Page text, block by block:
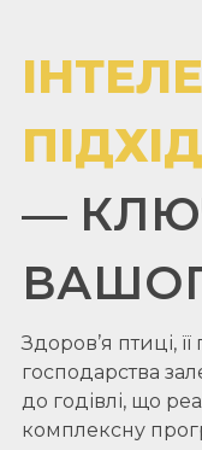
—
Здоров’я птиці,
господарства
до годівлі, що
комплексну